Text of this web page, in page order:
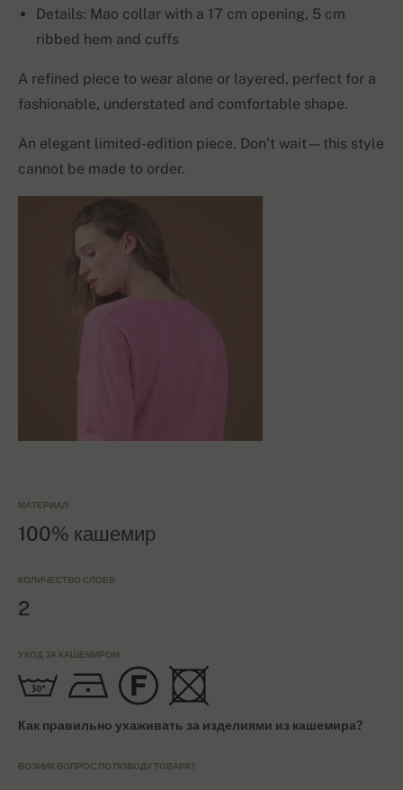
Details: Mao collar with a 17 cm opening, 5 cm
ribbed hem and cuffs
A refined piece to wear alone or layered, perfect for a
fashionable, understated and comfortable shape.
An elegant limited-edition piece. Don’t wait—this style
cannot be made to order.
МАТЕРИАЛ
100% кашемир
КОЛИЧЕСТВО СЛОЕВ
2
УХОД ЗА КАШЕМИРОМ
Как правильно ухаживать за изделиями из кашемира?
ВОЗНИК ВОПРОС ПО ПОВОДУ ТОВАРА?